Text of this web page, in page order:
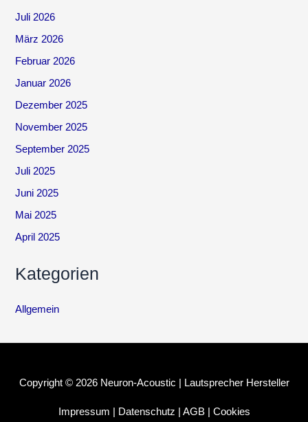
Juli 2026
März 2026
Februar 2026
Januar 2026
Dezember 2025
November 2025
September 2025
Juli 2025
Juni 2025
Mai 2025
April 2025
Kategorien
Allgemein
Copyright © 2026 Neuron-Acoustic | Lautsprecher Hersteller
Impressum Datenschutz AGB| Cookies